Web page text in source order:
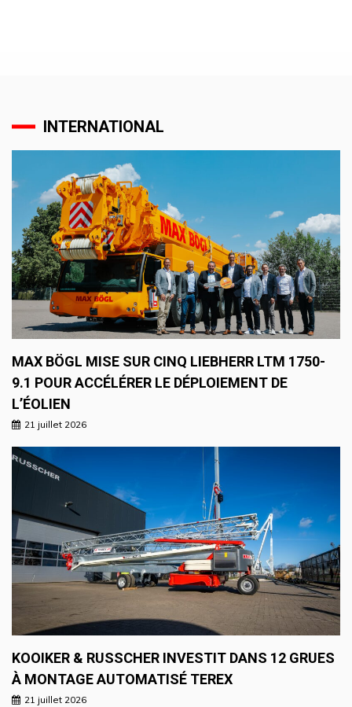
INTERNATIONAL
MAX BÖGL MISE SUR CINQ LIEBHERR LTM 1750-
9.1 POUR ACCÉLÉRER LE DÉPLOIEMENT DE
L’ÉOLIEN
21 juillet 2026
KOOIKER & RUSSCHER INVESTIT DANS 12 GRUES
À MONTAGE AUTOMATISÉ TEREX
21 juillet 2026